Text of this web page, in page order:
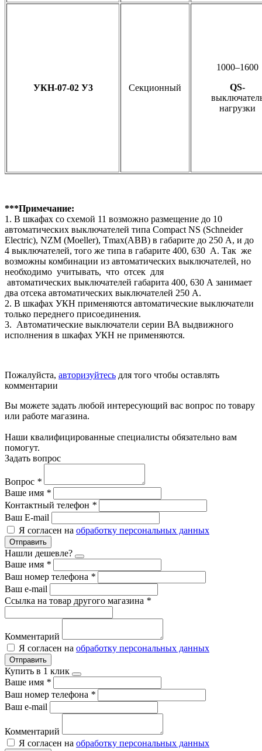
УКН-07-02 У3 Секционный
1000–1600
QS-
нагрузки
***Примечание:
1. В шкафах со схемой 11 возможно размещение до 10
автоматических выключателей типа Compact NS (Schneider
Electric), NZM (Moeller), Tmax(ABB) в габарите до 250 А, и до
4 выключателей, того же типа в габарите 400, 630 А. Так же
возможны комбинации из автоматических выключателей, но
необходимо учитывать, что отсек для
автоматических выключателей габарита 400, 630 А занимает
два отсека автоматических выключателей 250 А.
2. В шкафах УКН применяются автоматические выключатели
только переднего присоединения.
3. Автоматические выключатели серии ВА выдвижного
исполнения в шкафах УКН не применяются.
Пожалуйста, авторизуйтесь для того чтобы оставлять
комментарии
Вы можете задать любой интересующий вас вопрос по товару
или работе магазина.
Наши квалифицированные специалисты обязательно вам
помогут.
Задать вопрос
Вопрос *
Ваше имя *
Контактный телефон *
Ваш E-mail
Я согласен на обработку персональных данных
Отправить
Нашли дешевле?
Ваше имя *
Ваш номер телефона *
Ваш e-mail
Ссылка на товар другого магазина *
Комментарий
Я согласен на обработку персональных данных
Отправить
Купить в 1 клик
Ваше имя *
Ваш номер телефона *
Ваш e-mail
Комментарий
Я согласен на обработку персональных данных